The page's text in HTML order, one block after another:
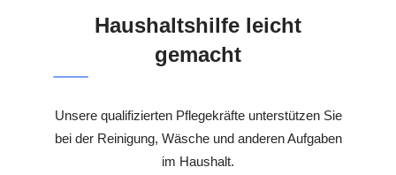
Haushaltshilfe leicht
gemacht
Unsere qualifizierten Pflegekräfte unterstützen Sie
bei der Reinigung, Wäsche und anderen Aufgaben
im Haushalt.